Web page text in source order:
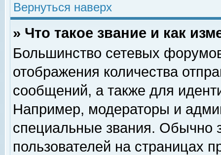
Вернуться наверх
» Что такое звание и как
Большинство сетевых
отображения количества
сообщений, а также для
Например, модераторы и
специальные звания. Обычно
пользователей на страницах